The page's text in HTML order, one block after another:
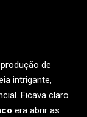
de
intrigante,
Ficava claro
era abrir as